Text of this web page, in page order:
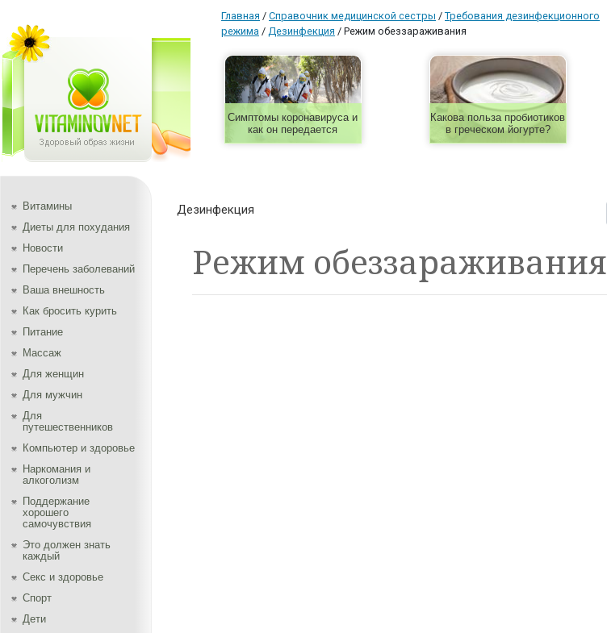
Главная / Справочник медицинской сестры / Требования дезинфекционного
режима / Дезинфекция / Режим обеззараживания
Симптомы коронавируса и
как он передается
Какова польза пробиотиков
в греческом йогурте?
Витамины
Диеты для похудания
Новости
Перечень заболеваний
Ваша внешность
Как бросить курить
Питание
Массаж
Для женщин
Для мужчин
Для
путешественников
Компьютер и здоровье
Наркомания и
алкоголизм
Поддержание
хорошего
самочувствия
Это должен знать
каждый
Секс и здоровье
Спорт
Дети
Дезинфекция
Режим обеззараживания